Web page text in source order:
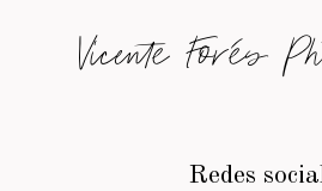
Vicente Forés
Redes